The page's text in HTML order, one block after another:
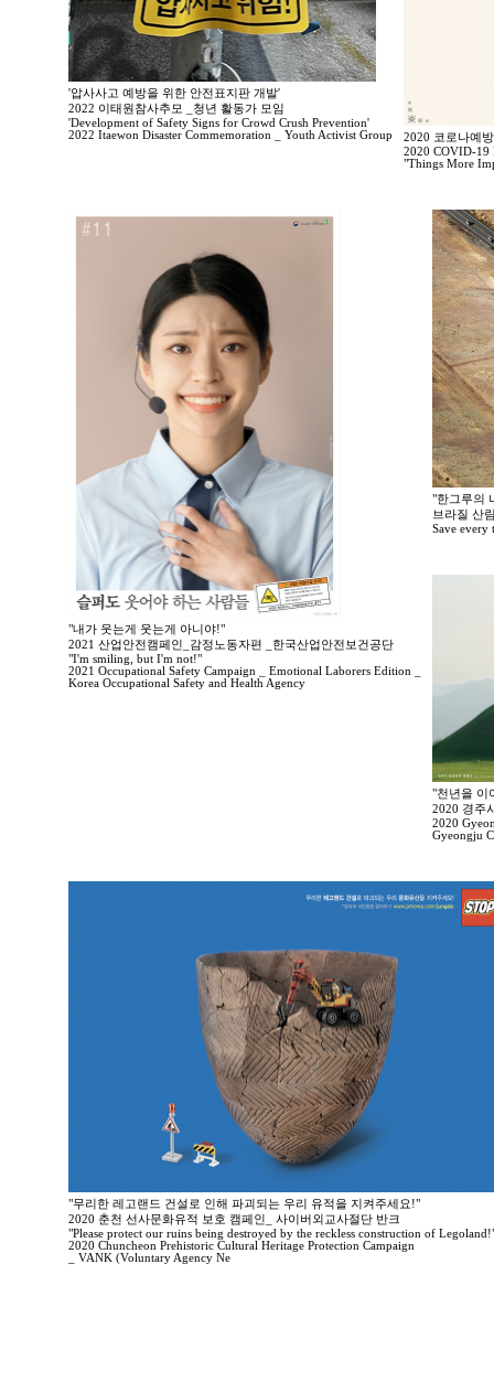
'압사사고 예방을 위한 안전표지판 개발'
2022 이태원참사추모 _청년 활동가 모임
'Development of Safety Signs for Crowd Crush Prevention'
2022 Itaewon Disaster Commemoration _ Youth Activist Group
2020 코로나예
2020 COVID-19
"Things More
"내가 웃는게 웃는게 아니야!"
2021 산업안전캠페인_감정노동자편 _한국산업안전보건공단
"I'm smiling, but I'm not!"
2021 Occupational Safety Campaign _ Emotional Laborers Edition _
Korea Occupational Safety and Health Agency
"한그루의
브라질 산
Save every
"천년을 이
2020 경주
2020
Gyeongju
"무리한 레고랜드 건설로 인해 파괴되는 우리 유적을 지켜주세요!"
2020 춘천 선사문화유적 보호 캠페인_ 사이버외교사절단 반크
"Please protect our ruins being destroyed by the reckless construction of
2020 Chuncheon Prehistoric Cultural Heritage Protection Campaign
_ VANK (Voluntary Agency Ne